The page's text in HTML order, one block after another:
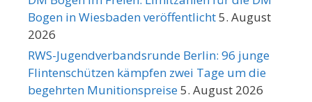
Bogen in Wiesbaden veröffentlicht5. August
2026
RWS-Jugendverbandsrunde Berlin: 96 junge
Flintenschützen kämpfen zwei Tage um die
begehrten Munitionspreise5. August 2026